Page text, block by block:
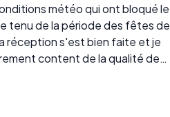
météo qui ont bloqué le
tenu de la période des fêtes de
réception s'est bien faite et je
content de la qualité des